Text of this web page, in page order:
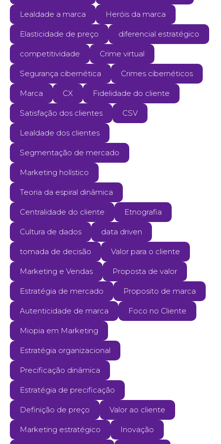
Lealdade a marca Heróis da marca
Elasticidade de preço diferencial estratégico
competitividade Crime virtual
Segurança cibernética Crimes cibernéticos
Marca CX Fidelidade do cliente
Satisfação dos clientes CSV
Lealdade dos clientes
Segmentação de mercado
Marketing holístico
Teoria da espiral dinâmica
Centralidade do cliente Etnografia
Cultura de dados data driven
tomada de decisão Valor para o cliente
Marketing e Vendas Proposta de valor
Estratégia de mercado Proposito de marca
Autenticidade de marca Foco no Cliente
Miopia em Marketing
Estratégia organizacional
Precificação dinâmica
Estratégia de precificação
Definição de preço Valor ao cliente
Marketing estratégico Inovação